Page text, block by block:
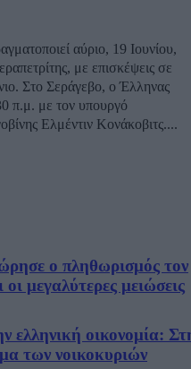
αύριο, 19 Ιουνίου,
με επισκέψεις σε
Στο Σεράγεβο, ο Έλληνας
π.μ. με τον υπουργό
Ελμέντιν Κονάκοβιτς....
ο πληθωρισμός τον
μεγαλύτερες μειώσεις
οικονομία:
των νοικοκυριών